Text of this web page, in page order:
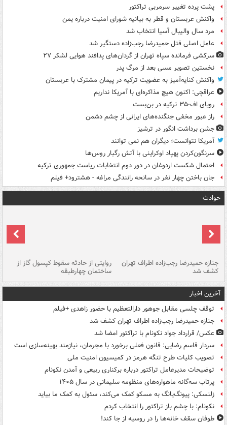
پشت پرده تغییر سرمربی تراکتور
واکنش عربستان و قطر به بیانیه شورای امنیت درباره یمن
مرد سال والیبال آسیا انتخاب شد
عامل اصلی قتل حمیدرضا رجب‌زاده دستگیر شد
سرکشی فرمانده سپاه تهران از گردان‌های پدافند هوایی لشکر ۲۷
نخستین تصویر مسی بعد از مرگ پدر
واکنش کنایه‌آمیز به عضویت ترکیه در پیمان مشترک با عربستان
عراقچی: اکنون هیچ مذاکره‌ای با آمریکا نداریم
رویای اف-۳۵ ترکیه در بن‌بست
راز عبور مخفی جنگنده‌های ایرانی از چشم دشمن
جشن برداشت انگور در ترشیز
آمریکا نتوانست؛ دیگران هم نمی توانند
سرنگون‌کردن پهپاد اوکراینی با آتش رگبار روس‌ها
احتمال شکست اردوغان در دور دوم انتخابات ریاست جمهوری ترکیه
جان باختن چهار نفر در سانحه رانندگی مراغه - هشترود+ فیلم
حوادث
جنازه حمیدرضا رجب‌زاده اطراف تهران
کشف شد
روایتی از حادثه سقوط کپسول گاز از
ساختمان چهارطبقه
آخرین اخبار
توقف چلسی مقابل جوهور دارالتعظیم با حضور زاهدی +فیلم
جنازه حمیدرضا رجب‌زاده اطراف تهران کشف شد
عکس/ قرارداد جواد نکونام با تراکتور امضا شد
سردار قاسم رضایی: قانون فعلی برخورد با مجرمان، نیازمند بهینه‌سازی است
تصویب کلیات طرح تنگه هرمز در کمیسیون امنیت ملی
توضیحات مدیرعامل تراکتور درباره برکناری ربیعی و آمدن نکونام
پرتاب سه‌گانه ماهواره‌های منظومه سلیمانی در سال ۱۴۰۵
زلنسکی: پیونگ‌یانگ به مسکو کمک می‌کند، سئول به کمک ما بیاید
نکونام: با چشم باز تراکتور را انتخاب کردم
طوفان سقف خانه‌ها را در روسیه از جا ‌کند!